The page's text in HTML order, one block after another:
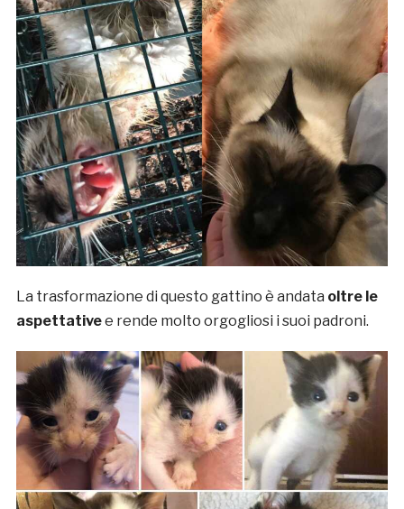
La trasformazione di questo gattino è andata oltre le
aspettativee rende molto orgogliosi i suoi padroni.